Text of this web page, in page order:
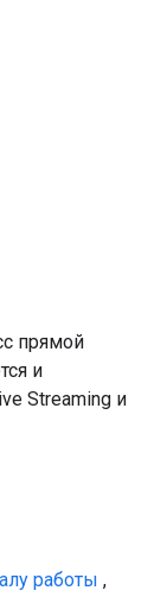
прямой
и
Streaming и
работы ,